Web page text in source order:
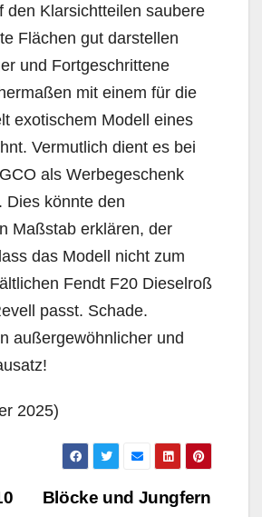
den Klarsichtteilen saubere
Flächen gut darstellen
und Fortgeschrittene
mit einem für die
exotischem Modell eines
Vermutlich dient es bei
als Werbegeschenk
Dies könnte den
Maßstab erklären, der
das Modell nicht zum
Fendt F20 Dieselroß
passt. Schade.
außergewöhnlicher und
2025)
Blöcke und Jungfern